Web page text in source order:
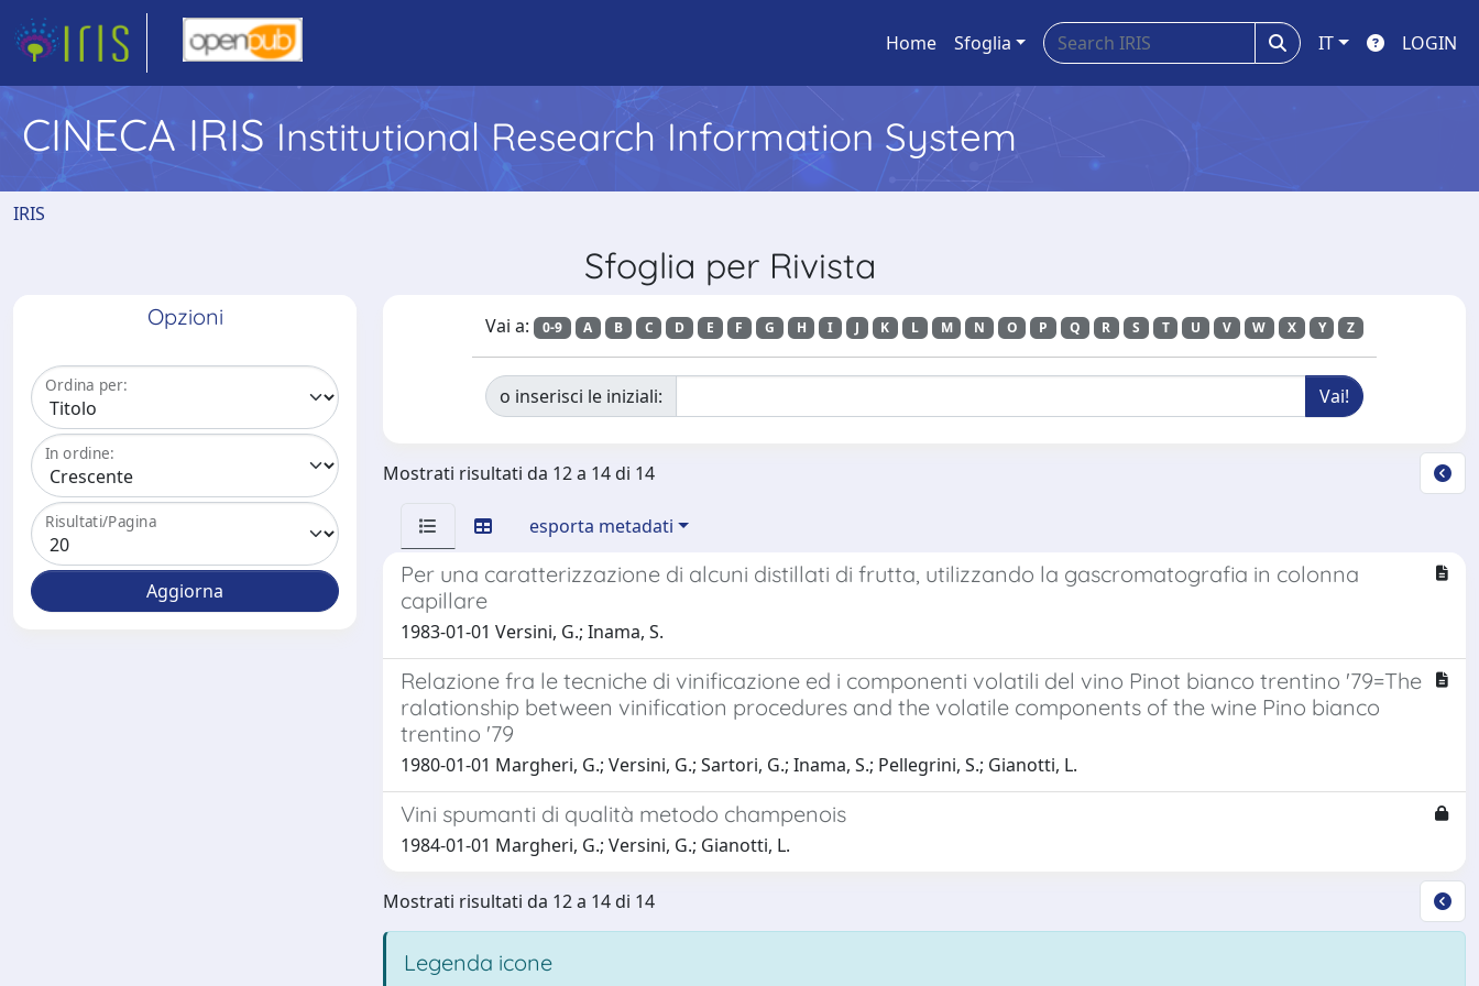
Home Sfoglia IT LOGIN
CINECA IRIS Institutional Research Information System
IRIS
Sfoglia per Rivista
Opzioni
Ordina per:
In ordine:
Risultati/Pagina
Vai a: 0-9 A B C D E F G H I J K L M N O P Q R S T U V W X Y Z
o inserisci le iniziali:
Mostrati risultati da 12 a 14 di 14
esporta metadati
Per una caratterizzazione di alcuni distillati di frutta, utilizzando la gascromatografia in colonna
capillare
1983-01-01 Versini, G.; Inama, S.
Relazione fra le tecniche di vinificazione ed i componenti volatili del vino Pinot bianco trentino '79=The
ralationship between vinification procedures and the volatile components of the wine Pino bianco
trentino '79
1980-01-01 Margheri, G.; Versini, G.; Sartori, G.; Inama, S.; Pellegrini, S.; Gianotti, L.
Vini spumanti di qualità metodo champenois
1984-01-01 Margheri, G.; Versini, G.; Gianotti, L.
Mostrati risultati da 12 a 14 di 14
Legenda icone